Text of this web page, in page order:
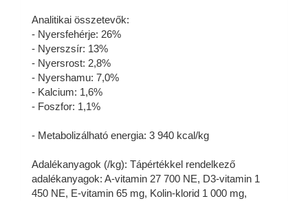
Analitikai összetevők:
- Nyersfehérje: 26%
- Nyerszsír: 13%
- Nyersrost: 2,8%
- Nyershamu: 7,0%
- Kalcium: 1,6%
- Foszfor: 1,1%
- Metabolizálható energia: 3 940 kcal/kg
Adalékanyagok (/kg): Tápértékkel rendelkező
adalékanyagok: A-vitamin 27 700 NE, D3-vitamin 1
450 NE, E-vitamin 65 mg, Kolin-klorid 1 000 mg,